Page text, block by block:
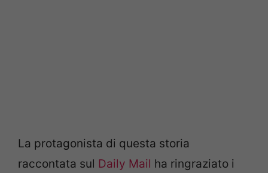
La protagonista di questa storia
raccontata sul Daily Mail ha ringraziato i